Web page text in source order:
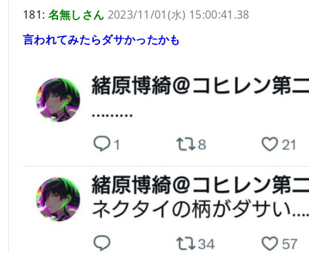
181: 名無しさん 2023/11/01(水) 15:00:41.38
言われてみたらダサかったかも